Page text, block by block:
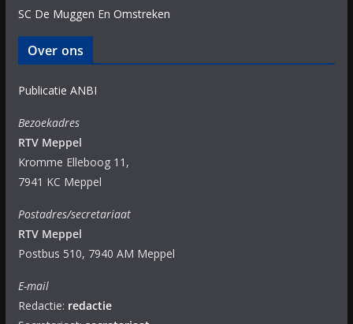
SC De Muggen En Omstreken
Over ons
Publicatie ANBI
Bezoekadres
RTV Meppel
Kromme Elleboog 11,
7941 KC Meppel
Postadres/secretariaat
RTV Meppel
Postbus 510, 7940 AM Meppel
E-mail
Redactie: redactie